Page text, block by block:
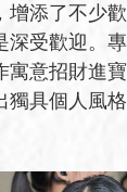
增添了不少
深受歡迎。
寓意招財進
獨具個人風